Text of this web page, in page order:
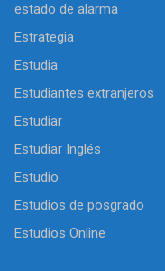
estado de alarma
Estrategia
Estudia
Estudiantes extranjeros
Estudiar
Estudiar Inglés
Estudio
Estudios de posgrado
Estudios Online